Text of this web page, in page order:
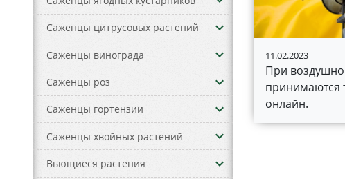
Саженцы цитрусовых растений keyboard_arrow_down
Саженцы винограда keyboard_arrow_down
Саженцы роз keyboard_arrow_down
Саженцы гортензии keyboard_arrow_down
Саженцы хвойных растений keyboard_arrow_down
Вьющиеся растения keyboard_arrow_down
11.02.2023
При
принимаются
онлайн.